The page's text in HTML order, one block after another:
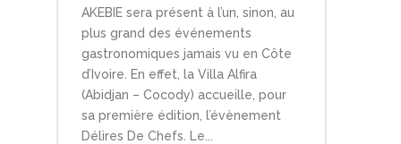
AKEBIE sera présent à l’un, sinon, au
plus grand des événements
gastronomiques jamais vu en Côte
d’Ivoire. En effet, la Villa Alfira
(Abidjan – Cocody) accueille, pour
sa première édition, l’évènement
Délires De Chefs. Le...